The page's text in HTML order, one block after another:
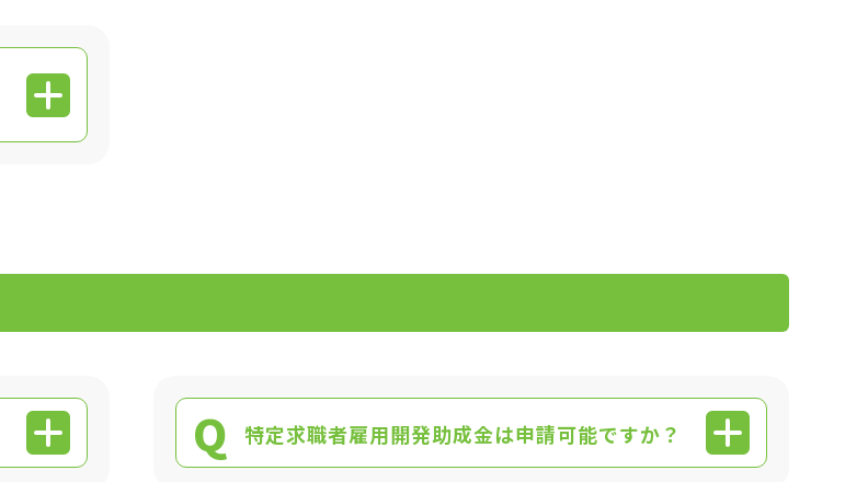
Q 特定求職者雇用開発助成金は申請可能ですか？